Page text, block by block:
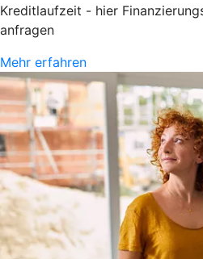
Kreditlaufzeit - hier
anfragen
Mehr erfahren